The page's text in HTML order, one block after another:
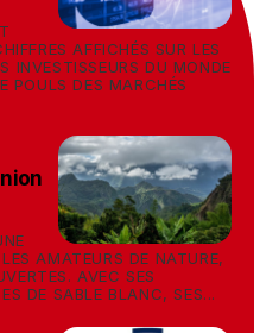
AFFICHÉS SUR LES
INVESTISSEURS DU MONDE
POULS DES MARCHÉS
AMATEURS DE NATURE,
AVEC SES
DE SABLE BLANC, SES...